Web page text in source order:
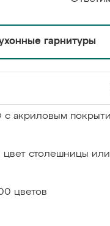
гарнитуры
акриловым
столешницы
цветов